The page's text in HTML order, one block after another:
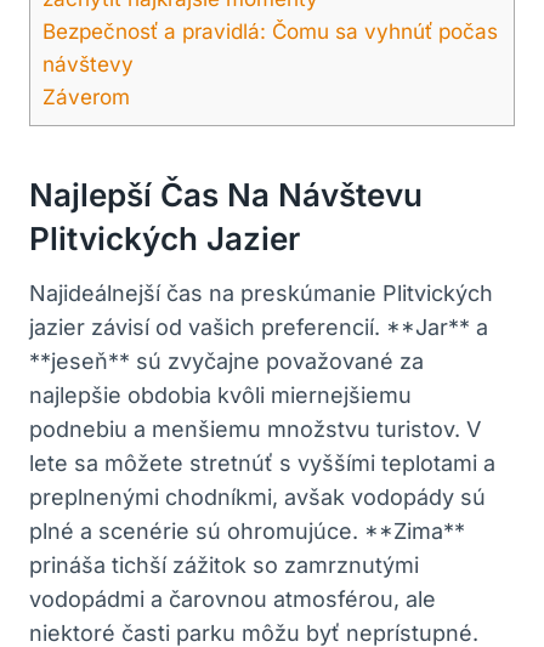
Bezpečnosť⁣ a pravidlá: Čomu sa vyhnúť počas
návštevy
Záverom
Najlepší Čas Na Návštevu
Plitvických Jazier
Najideálnejší čas na preskúmanie Plitvických
jazier závisí od vašich preferencií. **Jar** a
⁣**jeseň** sú zvyčajne považované za
⁤najlepšie obdobia ​kvôli miernejšiemu
podnebiu a menšiemu ⁣množstvu turistov. V
lete sa ‌môžete stretnúť s vyššími teplotami a
preplnenými chodníkmi, avšak vodopády sú
⁤plné‍ a scenérie sú ohromujúce. **Zima**
prináša tichší zážitok so zamrznutými
vodopádmi a⁢ čarovnou atmosférou,‌ ale
niektoré časti parku môžu byť neprístupné.